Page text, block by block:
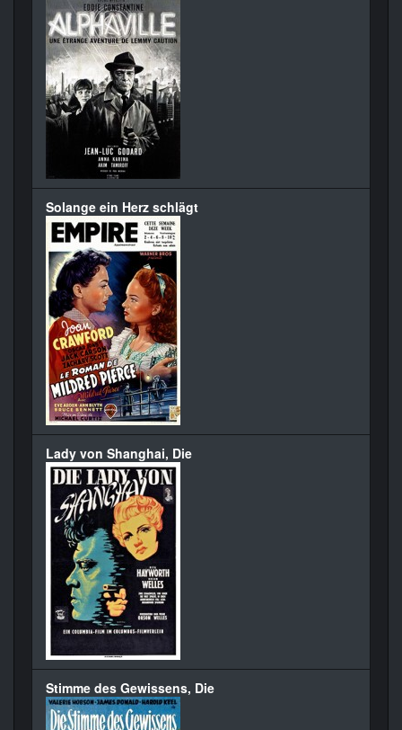
Solange ein Herz schlägt
Lady von Shanghai, Die
Stimme des Gewissens, Die